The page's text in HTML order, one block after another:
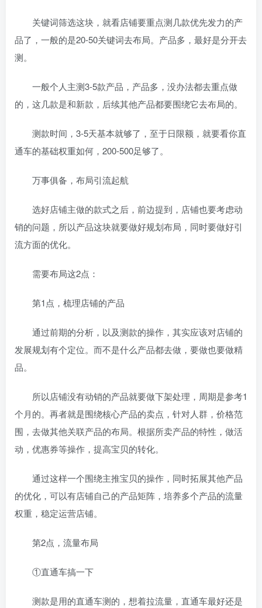
关键词筛选这块，就看店铺要重点测几款优先发力的产
品了，一般的是20-50关键词去布局。产品多，最好是分开去
测。
一般个人主测3-5款产品，产品多，没办法都去重点做
的，这几款是和新款，后续其他产品都要围绕它去布局的。
测款时间，3-5天基本就够了，至于日限额，就要看你直
通车的基础权重如何，200-500足够了。
万事俱备，布局引流起航
选好店铺主做的款式之后，前边提到，店铺也要考虑动
销的问题，所以产品这块就要做好规划布局，同时要做好引
流方面的优化。
需要布局这2点：
第1点，梳理店铺的产品
通过前期的分析，以及测款的操作，其实应该对店铺的
发展规划有个定位。而不是什么产品都去做，要做也要做精
品。
所以店铺没有动销的产品就要做下架处理，周期是参考1
个月的。再者就是围绕核心产品的卖点，针对人群，价格范
围，去做其他关联产品的布局。根据所卖产品的特性，做活
动，优惠券等操作，提高宝贝的转化。
通过这样一个围绕主推宝贝的操作，同时拓展其他产品
的优化，可以有店铺自己的产品矩阵，培养多个产品的流量
权重，稳定运营店铺。
第2点，流量布局
①直通车搞一下
测款是用的直通车测的，想着拉流量，直通车最好还是